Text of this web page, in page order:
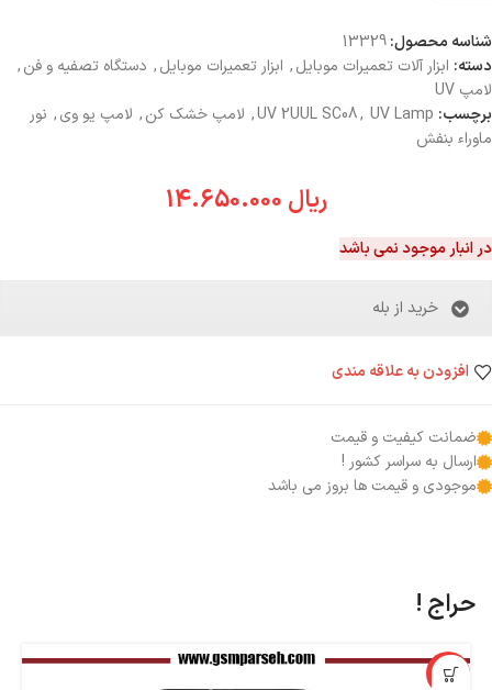
شناسه محصول:13329
دسته: ابزار آلات تعمیرات موبایل, ابزار تعمیرات موبایل, دستگاه تصفیه و فن,
لامپ UV
برچسب:
UV 2UUL SC08, UV Lamp
, لامپ خشک کن, لامپ یو وی, نور
ماوراء بنفش
ریال
در انبار موجود نمی باشد
خرید از بله
افزودن به علاقه مندی
ضمانت کیفیت و قیمت
ارسال به سراسر کشور !
موجودی و قیمت ها بروز می باشد
حراج !
-7%